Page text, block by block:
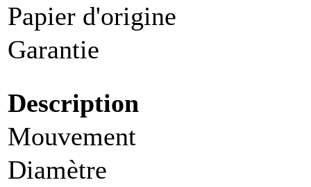
Papier d'origine
Garantie
Description
Mouvement
Diamètre